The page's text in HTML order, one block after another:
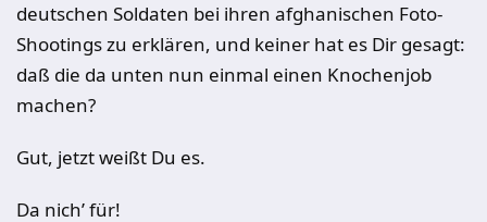
deutschen Soldaten bei ihren afghanischen Foto-
Shootings zu erklären, und keiner hat es Dir gesagt:
daß die da unten nun einmal einen Knochenjob
machen?
Gut, jetzt weißt Du es.
Da nich’ für!